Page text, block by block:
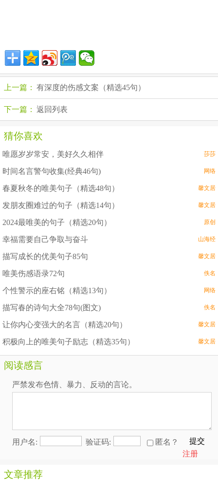
上一篇： 有深度的伤感文案（精选45句）
下一篇： 返回列表
猜你喜欢
唯愿岁岁常安，美好久久相伴 莎莎
时间名言警句收集(经典46句) 网络
春夏秋冬的唯美句子（精选48句） 馨文居
发朋友圈难过的句子（精选14句） 馨文居
2024最唯美的句子（精选20句） 原创
幸福需要自己争取与奋斗 山海经
描写成长的优美句子85句 馨文居
唯美伤感语录72句 佚名
个性警示的座右铭（精选13句） 网络
描写春的诗句大全78句(图文) 佚名
让你内心变强大的名言（精选20句） 馨文居
积极向上的唯美句子励志（精选35句） 馨文居
阅读感言
严禁发布色情、暴力、反动的言论。
用户名: 验证码: 匿名？
提交
注册
文章推荐